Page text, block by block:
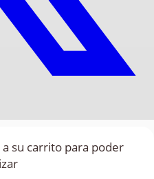
su carrito para poder